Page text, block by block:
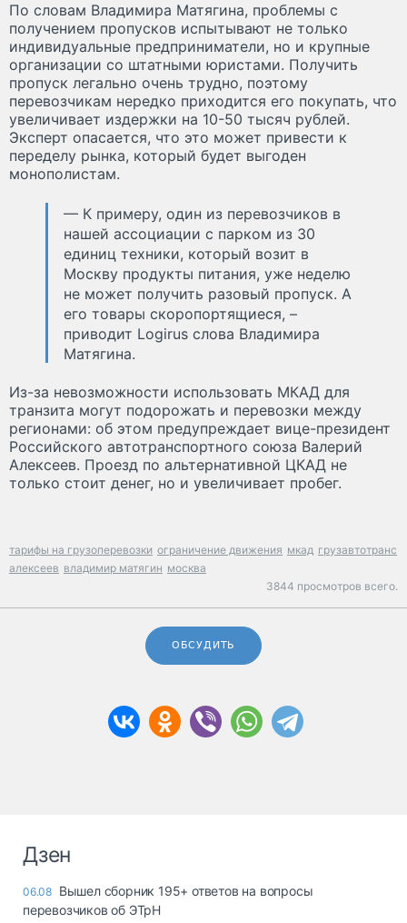
По словам Владимира Матягина, проблемы с
получением пропусков испытывают не только
индивидуальные предприниматели, но и крупные
организации со штатными юристами. Получить
пропуск легально очень трудно, поэтому
перевозчикам нередко приходится его покупать, что
увеличивает издержки на 10-50 тысяч рублей.
Эксперт опасается, что это может привести к
переделу рынка, который будет выгоден
монополистам.
— К примеру, один из перевозчиков в
нашей ассоциации с парком из 30
единиц техники, который возит в
Москву продукты питания, уже неделю
не может получить разовый пропуск. А
его товары скоропортящиеся, –
приводит Logirus слова Владимира
Матягина.
Из-за невозможности использовать МКАД для
транзита могут подорожать и перевозки между
регионами: об этом предупреждает вице-президент
Российского автотранспортного союза Валерий
Алексеев. Проезд по альтернативной ЦКАД не
только стоит денег, но и увеличивает пробег.
тарифы на грузоперевозки ограничение движения мкад грузавтотранс
алексеев владимир матягин москва
3844 просмотров всего.
ОБСУДИТЬ
Дзен
06.08 Вышел сборник 195+ ответов на вопросы
перевозчиков об ЭТрН